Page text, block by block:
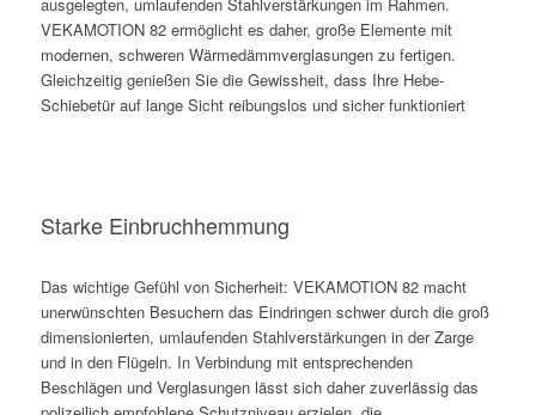
ausgelegten, umlaufenden Stahlverstärkungen im Rahmen.
VEKAMOTION 82 ermöglicht es daher, große Elemente mit
modernen, schweren Wärmedämmverglasungen zu fertigen.
Gleichzeitig genießen Sie die Gewissheit, dass Ihre Hebe-
Schiebetür auf lange Sicht reibungslos und sicher funktioniert
Starke Einbruchhemmung
Das wichtige Gefühl von Sicherheit: VEKAMOTION 82 macht
unerwünschten Besuchern das Eindringen schwer durch die groß
dimensionierten, umlaufenden Stahlverstärkungen in der Zarge
und in den Flügeln. In Verbindung mit entsprechenden
Beschlägen und Verglasungen lässt sich daher zuverlässig das